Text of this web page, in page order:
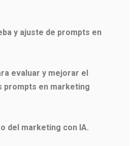
y ajuste de prompts en
evaluar y mejorar el
prompts en marketing
del marketing con IA.